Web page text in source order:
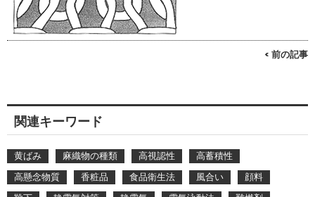
< 前の記事
関連キーワード
黄ばみ 麻織物の種類 高視認性
高蓄積性
高懸念物質
香粧品 食品衛生法 風合い
顔料